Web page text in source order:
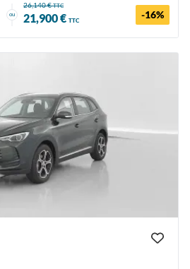
ou
26,140 €TTC
21,900 € TTC -16%